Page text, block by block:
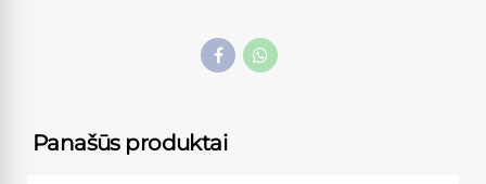
Panašūs produktai